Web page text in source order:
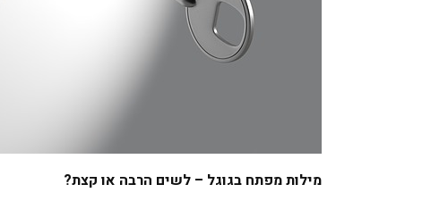
מילות מפתח בגוגל – לשים הרבה או קצת?